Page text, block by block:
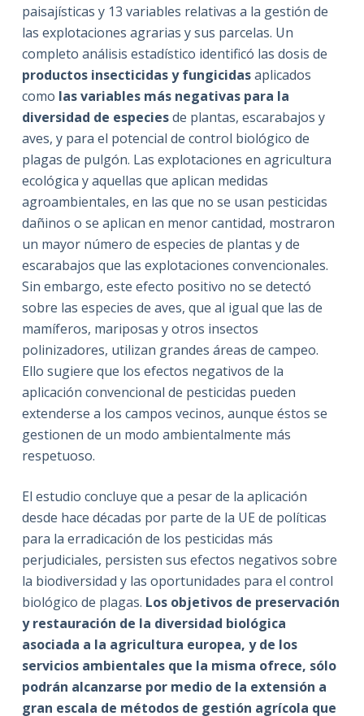
paisajísticas y 13 variables relativas a la gestión de
las explotaciones agrarias y sus parcelas. Un
completo análisis estadístico identificó las dosis de
productos insecticidas y fungicidasaplicados
como las variables más negativas para la
diversidad de especiesde plantas, escarabajos y
aves, y para el potencial de control biológico de
plagas de pulgón. Las explotaciones en agricultura
ecológica y aquellas que aplican medidas
agroambientales, en las que no se usan pesticidas
dañinos o se aplican en menor cantidad, mostraron
un mayor número de especies de plantas y de
escarabajos que las explotaciones convencionales.
Sin embargo, este efecto positivo no se detectó
sobre las especies de aves, que al igual que las de
mamíferos, mariposas y otros insectos
polinizadores, utilizan grandes áreas de campeo.
Ello sugiere que los efectos negativos de la
aplicación convencional de pesticidas pueden
extenderse a los campos vecinos, aunque éstos se
gestionen de un modo ambientalmente más
respetuoso.
El estudio concluye que a pesar de la aplicación
desde hace décadas por parte de la UE de políticas
para la erradicación de los pesticidas más
perjudiciales, persisten sus efectos negativos sobre
la biodiversidad y las oportunidades para el control
biológico de plagas. Los objetivos de preservación
y restauración de la diversidad biológica
asociada a la agricultura europea, y de los
servicios ambientales que la misma ofrece, sólo
podrán alcanzarse por medio de la extensión a
gran escala de métodos de gestión agrícola que